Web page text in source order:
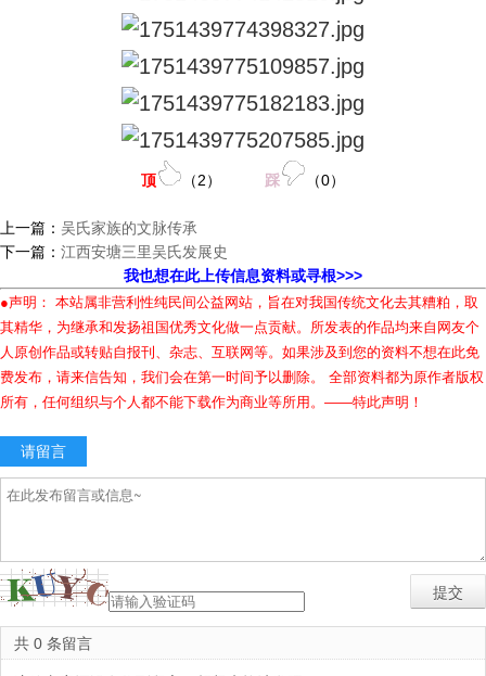
顶 （2） 踩 （0）
上一篇： 吴氏家族的文脉传承
下一篇： 江西安塘三里吴氏发展史
我也想在此上传信息资料或寻根>>>
●声明： 本站属非营利性纯民间公益网站，旨在对我国传统文化去其糟粕，取
其精华，为继承和发扬祖国优秀文化做一点贡献。所发表的作品均来自网友个
人原创作品或转贴自报刊、杂志、互联网等。如果涉及到您的资料不想在此免
费发布，请来信告知，我们会在第一时间予以删除。 全部资料都为原作者版权
所有，任何组织与个人都不能下载作为商业等所用。——特此声明！
请留言
共 0 条留言